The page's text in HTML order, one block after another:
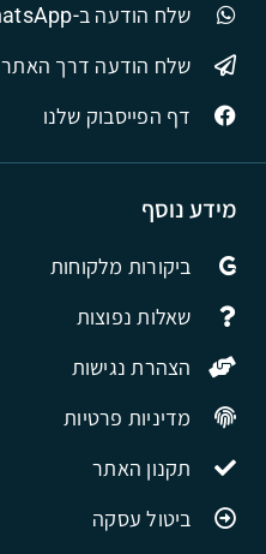
מידע נוסף
ביקורות מלקוחות
שאלות נפוצות
הצהרת נגישות
מדיניות פרטיות
תקנון האתר
ביטול עסקה
שלח הודעה ב-WhatsApp
שלח הודעה דרך האתר
דף הפייסבוק שלנו